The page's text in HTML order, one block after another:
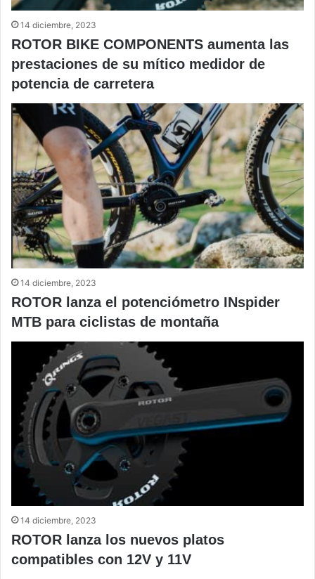
14 diciembre, 2023
ROTOR BIKE COMPONENTS aumenta las
prestaciones de su mítico medidor de
potencia de carretera
14 diciembre, 2023
ROTOR lanza el potenciómetro INspider
MTB para ciclistas de montaña
14 diciembre, 2023
ROTOR lanza los nuevos platos
compatibles con 12V y 11V